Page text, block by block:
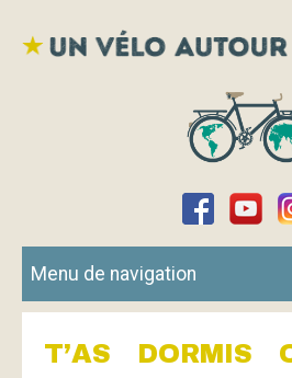
Menu de navigation
T’AS DORMIS